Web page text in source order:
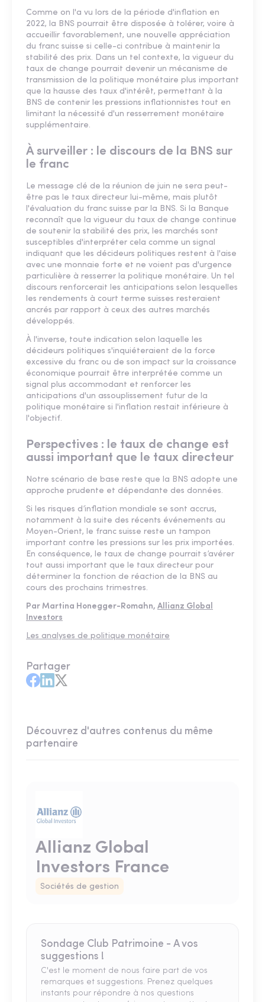
Comme on l'a vu lors de la période d'inflation en
2022, la BNS pourrait être disposée à tolérer, voire à
accueillir favorablement, une nouvelle appréciation
du franc suisse si celle-ci contribue à maintenir la
stabilité des prix. Dans un tel contexte, la vigueur du
taux de change pourrait devenir un mécanisme de
transmission de la politique monétaire plus important
que la hausse des taux d'intérêt, permettant à la
BNS de contenir les pressions inflationnistes tout en
limitant la nécessité d'un resserrement monétaire
supplémentaire.
À surveiller : le discours de la BNS sur
le franc
Le message clé de la réunion de juin ne sera peut-
être pas le taux directeur lui-même, mais plutôt
l'évaluation du franc suisse par la BNS. Si la Banque
reconnaît que la vigueur du taux de change continue
de soutenir la stabilité des prix, les marchés sont
susceptibles d'interpréter cela comme un signal
indiquant que les décideurs politiques restent à l'aise
avec une monnaie forte et ne voient pas d'urgence
particulière à resserrer la politique monétaire. Un tel
discours renforcerait les anticipations selon lesquelles
les rendements à court terme suisses resteraient
ancrés par rapport à ceux des autres marchés
développés.
À l'inverse, toute indication selon laquelle les
décideurs politiques s'inquiéteraient de la force
excessive du franc ou de son impact sur la croissance
économique pourrait être interprétée comme un
signal plus accommodant et renforcer les
anticipations d'un assouplissement futur de la
politique monétaire si l'inflation restait inférieure à
l'objectif.
Perspectives : le taux de change est
aussi important que le taux directeur
Notre scénario de base reste que la BNS adopte une
approche prudente et dépendante des données.
Si les risques d’inflation mondiale se sont accrus,
notamment à la suite des récents événements au
Moyen-Orient, le franc suisse reste un tampon
important contre les pressions sur les prix importées.
En conséquence, le taux de change pourrait s’avérer
tout aussi important que le taux directeur pour
déterminer la fonction de réaction de la BNS au
cours des prochains trimestres.
Par Martina Honegger-Romahn, Allianz Global
Investors
Les analyses de politique monétaire
Partager
Découvrez d'autres contenus du même
partenaire
Allianz Global
Investors France
Sociétés de gestion
Sondage Club Patrimoine - A vos
suggestions !
C'est le moment de nous faire part de vos
remarques et suggestions. Prenez quelques
instants pour répondre à nos questions